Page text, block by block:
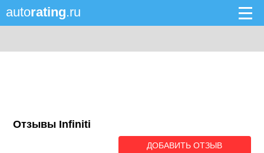
autorating.ru
Отзывы Infiniti
ДОБАВИТЬ ОТЗЫВ